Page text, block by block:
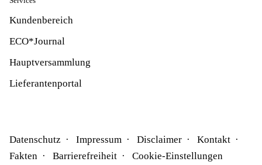
Kundenbereich
ECO*Journal
Hauptversammlung
Lieferantenportal
Datenschutz Impressum Disclaimer
Kontakt
Fakten
Barrierefreiheit Cookie-Einstellungen